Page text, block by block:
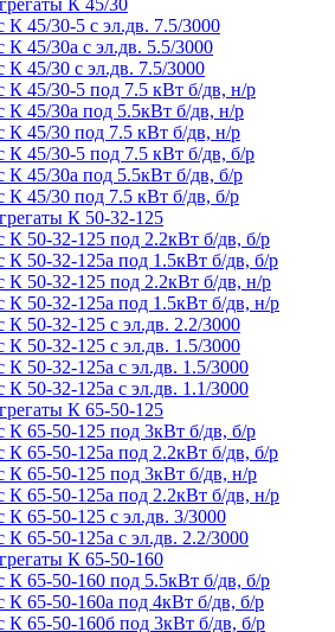
К 45/30
К 45/30-5 с эл.дв. 7.5/3000
К 45/30а с эл.дв. 5.5/3000
К 45/30 с эл.дв. 7.5/3000
К 45/30-5 под 7.5 кВт б/дв, н/р
К 45/30а под 5.5кВт б/дв, н/р
К 45/30 под 7.5 кВт б/дв, н/р
К 45/30-5 под 7.5 кВт б/дв, б/р
К 45/30а под 5.5кВт б/дв, б/р
К 45/30 под 7.5 кВт б/дв, б/р
К 50-32-125
К 50-32-125 под 2.2кВт б/дв, б/р
К 50-32-125а под 1.5кВт б/дв, б/р
К 50-32-125 под 2.2кВт б/дв, н/р
К 50-32-125а под 1.5кВт б/дв, н/р
К 50-32-125 с эл.дв. 2.2/3000
К 50-32-125 с эл.дв. 1.5/3000
К 50-32-125а с эл.дв. 1.5/3000
К 50-32-125а с эл.дв. 1.1/3000
К 65-50-125
К 65-50-125 под 3кВт б/дв, б/р
К 65-50-125а под 2.2кВт б/дв, б/р
К 65-50-125 под 3кВт б/дв, н/р
К 65-50-125а под 2.2кВт б/дв, н/р
К 65-50-125 с эл.дв. 3/3000
К 65-50-125а с эл.дв. 2.2/3000
К 65-50-160
К 65-50-160 под 5.5кВт б/дв, б/р
К 65-50-160а под 4кВт б/дв, б/р
К 65-50-160б под 3кВт б/дв, б/р